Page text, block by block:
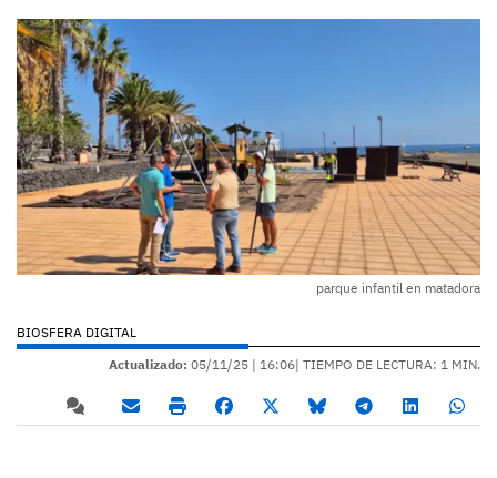
parque infantil en matadora
BIOSFERA DIGITAL
Actualizado: 05/11/25 | 16:06| TIEMPO DE LECTURA: 1 MIN.